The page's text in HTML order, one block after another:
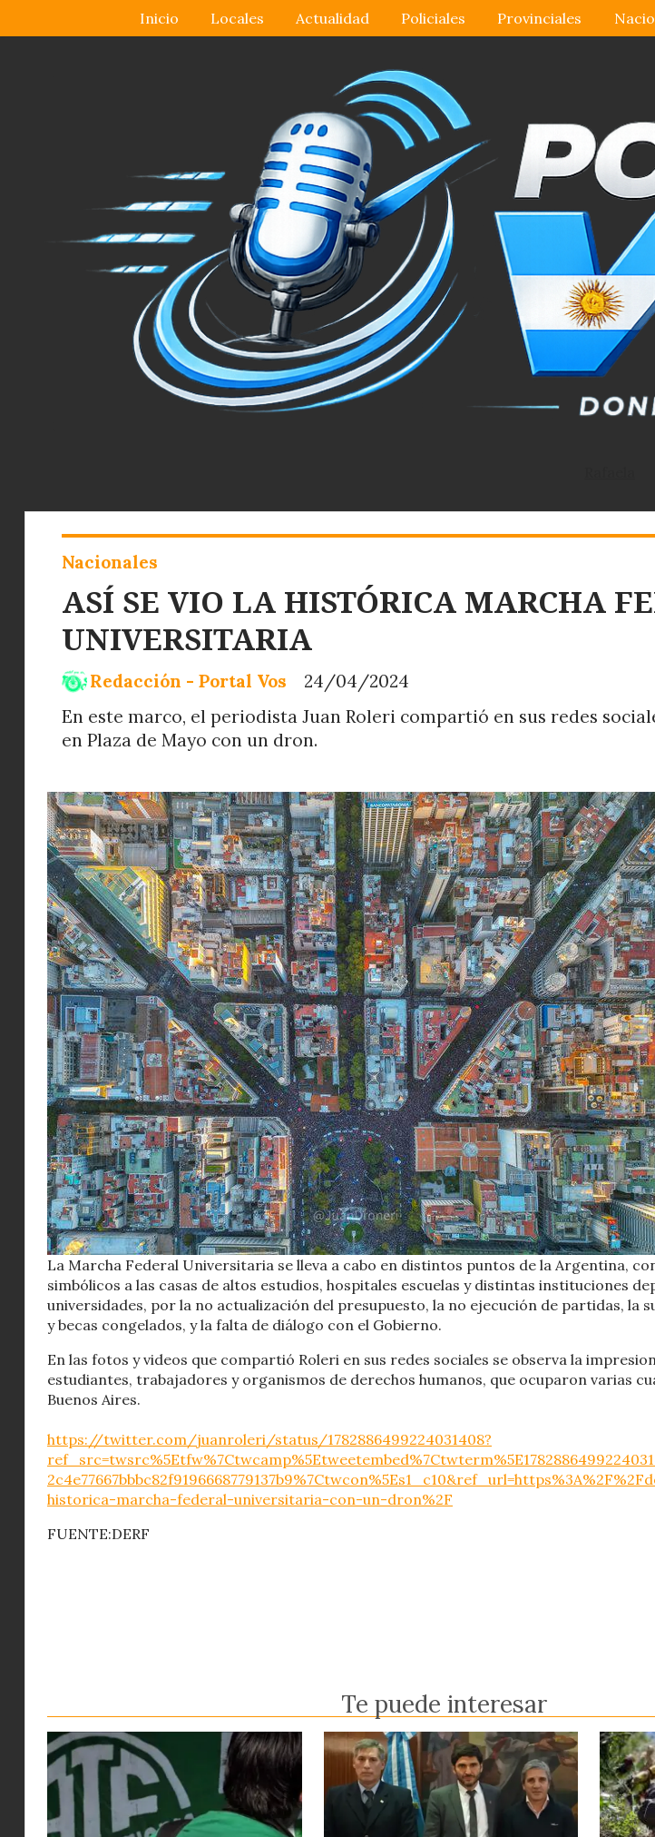
Inicio Locales Actualidad Policiales Provinciales
ASÍ SE VIO LA HISTÓRICA MARCHA
UNIVERSITARIA
En este marco, el periodista Juan Roleri compartió en sus redes
en Plaza de Mayo con un dron.
Nacionales
24/04/2024
Redacción - Portal Vos
La Marcha Federal Universitaria se lleva a cabo en distintos puntos de la Argentina,
simbólicos a las casas de altos estudios, hospitales escuelas y distintas instituciones
universidades, por la no actualización del presupuesto, la no ejecución de partidas, la
y becas congelados, y la falta de diálogo con el Gobierno.
En las fotos y videos que compartió Roleri en sus redes sociales se observa la
estudiantes, trabajadores y organismos de derechos humanos, que ocuparon varias
Buenos Aires.
https://twitter.com/juanroleri/status/1782886499224031408?
historica-marcha-federal-universitaria-con-un-dron%2F
FUENTE:DERF
Te puede interesar